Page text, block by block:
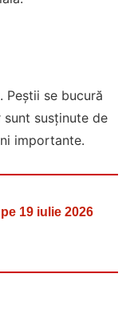
Peștii se bucură
susținute de
importante.
19 iulie 2026